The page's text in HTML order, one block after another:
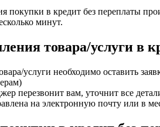
покупки в кредит без переплаты
минут.
товара/услуги в
услуги необходимо оставить
перезвонит вам, уточнит все
на электронную почту или в